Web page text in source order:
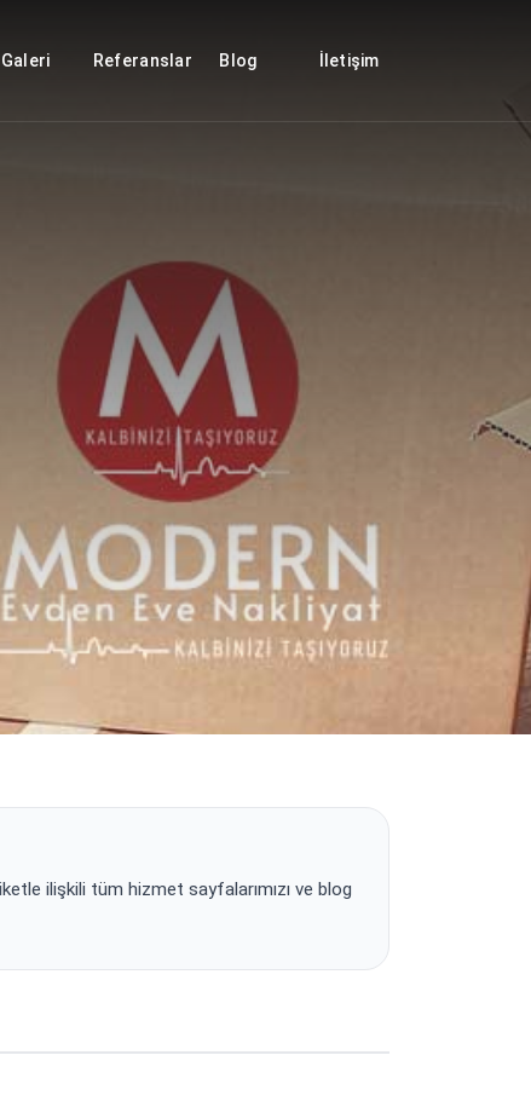
Galeri Referanslar Blog İletişim
ilişkili tüm hizmet sayfalarımızı ve blog